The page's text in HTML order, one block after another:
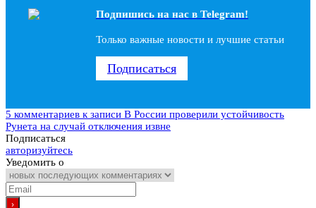
Подпишись на наc в Telegram!
Только важные новости и лучшие статьи
Подписаться
5 комментариев к записи В России проверили устойчивость
Рунета на случай отключения извне
Подписаться
авторизуйтесь
Уведомить о